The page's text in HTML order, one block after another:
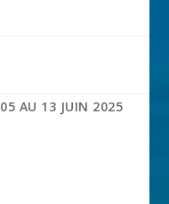
AU 13 JUIN 2025